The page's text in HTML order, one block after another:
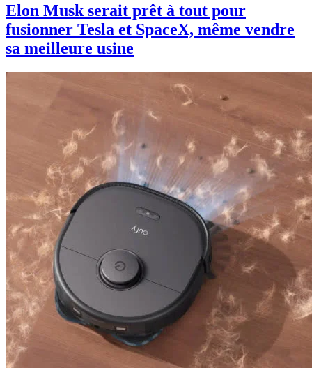
Elon Musk serait prêt à tout pour
fusionner Tesla et SpaceX, même vendre
sa meilleure usine